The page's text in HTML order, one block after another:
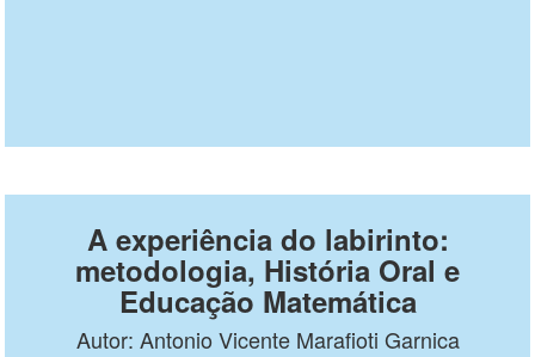
A experiência do labirinto:
metodologia, História Oral e
Educação Matemática
Autor: Antonio Vicente Marafioti Garnica